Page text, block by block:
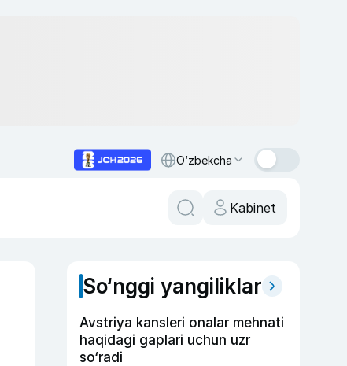
O‘zbekcha
Kabinet
So‘nggi yangiliklar
Avstriya kansleri onalar mehnati
haqidagi gaplari uchun uzr
so‘radi